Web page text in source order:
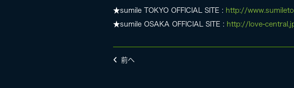
★sumile TOKYO OFFICIAL SITE : http://
★sumile OSAKA OFFICIAL SITE : http://love-
前へ